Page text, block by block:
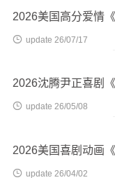
2026美国高分爱情
 update 26/07/17
2026沈腾尹正喜剧
 update 26/05/08
2026美国喜剧动画
 update 26/04/02
教程
特辑
标签